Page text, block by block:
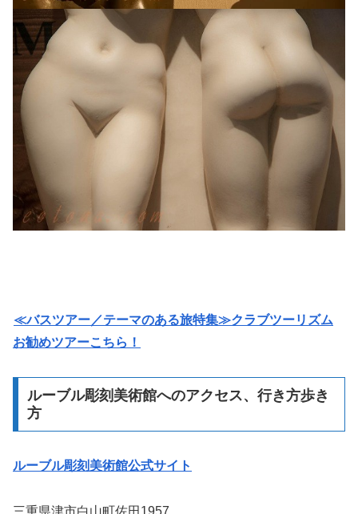
≪バスツアー／テーマのある旅特集≫クラブツーリズム
お勧めツアーこちら！
ルーブル彫刻美術館へのアクセス、行き方歩き
方
ルーブル彫刻美術館公式サイト
三重県津市白山町佐田1957